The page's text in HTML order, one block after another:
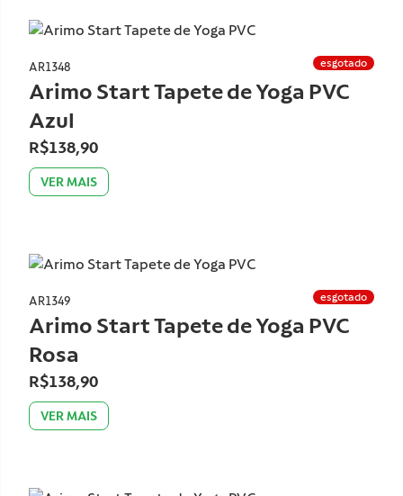
AR1348
Arimo Start Tapete de Yoga PVC